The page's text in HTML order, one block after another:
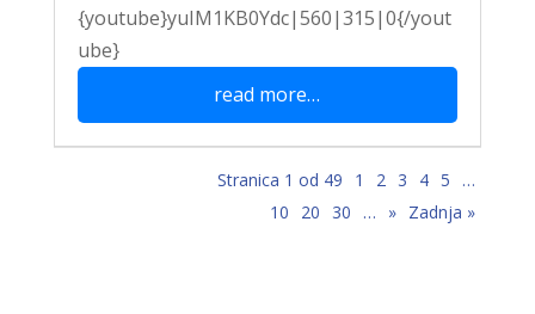
{youtube}yuIM1KB0Ydc|560|315|0{/yout
ube}
read more…
Stranica 1 od 49 1 2 3 4 5
…
10
20 30 … » Zadnja »